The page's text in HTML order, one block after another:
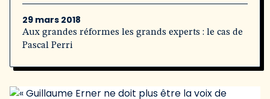
29 mars 2018
Aux grandes réformes les grands experts : le cas de
Pascal Perri